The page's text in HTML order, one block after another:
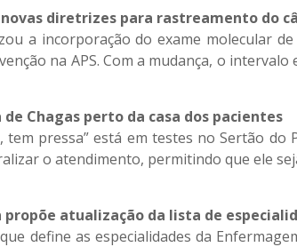
diretrizes para rastreamento do
a incorporação do exame molecular
na APS. Com a mudança, o
Chagas perto da casa dos pacientes
tem pressa” está em testes no Sertão
o atendimento, permitindo que ele
propõe atualização da lista de
define as especialidades da